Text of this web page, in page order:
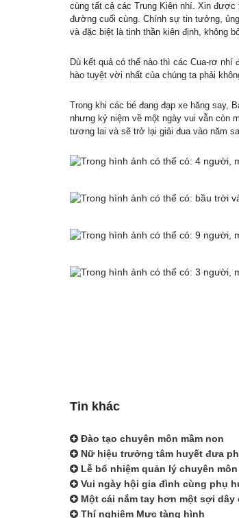
cùng tất cả các Trung Kiên nhí. Xin được
đường cuối cùng. Chính sự tin tưởng,
và đặc biệt là tinh thần kiên định, không
Dù kết quả có thế nào thì các Cua-rơ
hào tuyệt vời nhất của chúng ta phải
Trong khi các bé đang đạp xe hăng say,
nhưng kỷ niệm về một ngày vui vẫn còn
tương lai và sẽ trở lại giải đua vào năm
Tin khác
Đào tạo chuyên môn mầm non
Nữ hiệu trưởng tâm huyết đưa
Lễ bổ nhiệm quản lý chuyên
Vui ngày hội gia đình cùng phụ
Một cái nắm tay hơn một sợi dây
Thí nghiệm Mực tàng hình